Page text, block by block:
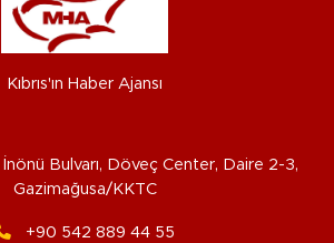
Kıbrıs'ın Haber Ajansı
Bulvarı, Döveç Center, Daire 2-3,
Gazimağusa/KKTC
+90 542 889 44 55